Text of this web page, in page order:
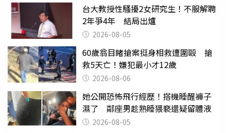
台大教授性騷擾2女研究生！不服解聘
2年爭4年 結局出爐
2026-08-05
60歲翁目睹搶案挺身相救遭圍毆 搶
救5天亡！嫌犯最小才12歲
2026-08-06
她公開恐怖飛行經歷！搭機睡醒褲子
濕了 鄰座男趁熟睡猥褻還疑留體液
2026-08-05